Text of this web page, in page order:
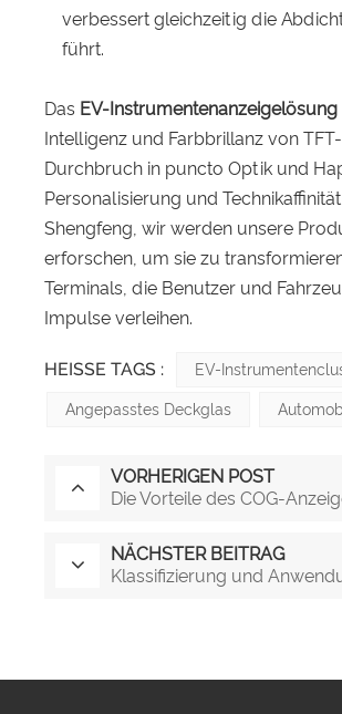
verbessert gleichzeitig die
führt.
Das EV-Instrumentenanzeigelösung
Intelligenz und Farbbrillanz von
Durchbruch in puncto Optik und
Personalisierung und
Shengfeng, wir werden unsere
erforschen, um sie zu
Terminals, die Benutzer und
Impulse verleihen.
HEISSE TAGS : EV-
Angepasstes Deckglas
VORHERIGEN POST
Die Vorteile des COG-
NÄCHSTER BEITRAG
Klassifizierung und